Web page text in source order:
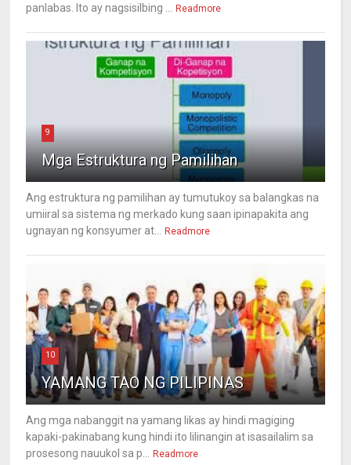
panlabas. Ito ay nagsisilbing ...
Readmore
9
Mga Estruktura ng Pamilihan
Ang estruktura ng pamilihan ay tumutukoy sa balangkas na
umiiral sa sistema ng merkado kung saan ipinapakita ang
ugnayan ng konsyumer at...
Readmore
10
YAMANG TAO NG PILIPINAS
Ang mga nabanggit na yamang likas ay hindi magiging
kapaki-pakinabang kung hindi ito lilinangin at isasailalim sa
prosesong nauukol sa p...
Readmore